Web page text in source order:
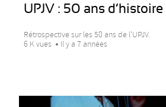
UPJV : 50 ans d’histoire
Rétrospective sur les 50 ans de l’UPJV.
6 K vues
Il y a 7 années